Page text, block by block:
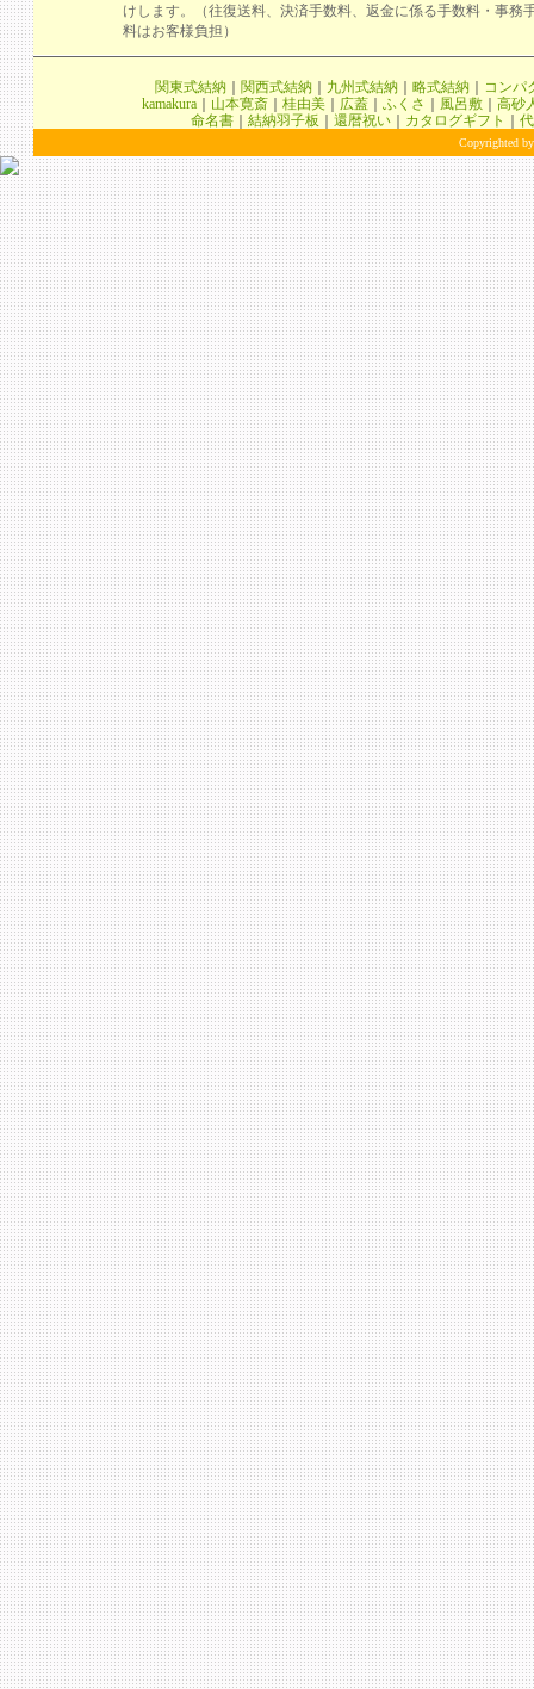
けします。（往復送料、決済手数料、返金に係る手数料・事務
料はお客様負担）
関東式結納 関西式結納 九州式結納 略式結納
コンパ
kamakura
山本寛斎 桂由美 広蓋 ふくさ 風呂敷
高砂
命名書
結納羽子板 還暦祝い カタログギフト
Copyrighted